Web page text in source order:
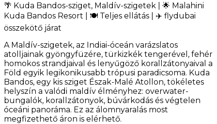
🌴 Kuda Bandos-sziget, Maldív-szigetek | 🌟 Malahini
Kuda Bandos Resort | 🍽️ Teljes ellátás | ✈️ flydubai
összekötő járat
A Maldív-szigetek, az Indiai-óceán varázslatos
atolljainak gyöngyfüzére, türkizkék tengerével, fehér
homokos strandjaival és lenyűgöző korallzátonyaival a
Föld egyik legikonikusabb trópusi paradicsoma. Kuda
Bandos, egy kis sziget Észak-Malé Atollon, tökéletes
helyszín a valódi maldív élményhez: overwater-
bungalók, korallzátonyok, búvárkodás és végtelen
óceáni panoráma. Ez az álomnyaralás most
megfizethető áron is elérhető.